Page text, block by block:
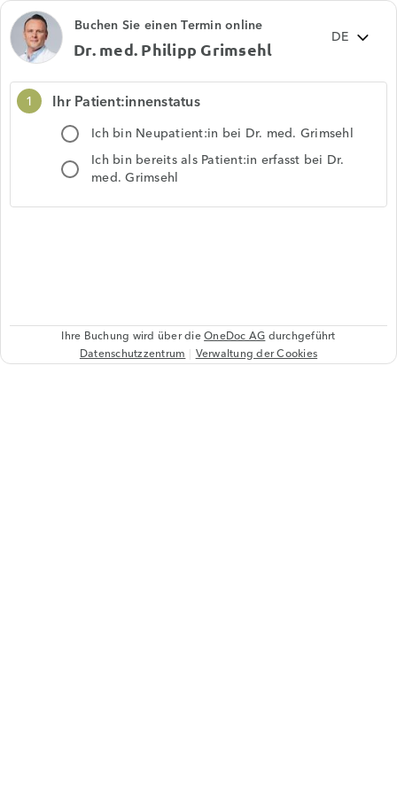
Buchen Sie einen Termin online
Dr. med. Philipp Grimsehl
1 Ihr Patient:innenstatus
Ich bin Neupatient:in bei Dr. med. Grimsehl
Ich bin bereits als Patient:in erfasst bei Dr.
med. Grimsehl
Ihre Buchung wird über dieOneDoc AGdurchgeführt
Datenschutzzentrum Verwaltung der Cookies